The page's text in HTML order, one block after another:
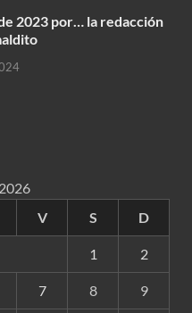
2023 por… la redacción
V S D
1 2
7 8 9